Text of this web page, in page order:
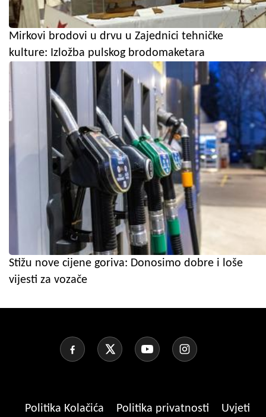
Mirkovi brodovi u drvu u Zajednici tehničke
kulture: Izložba pulskog brodomaketara
Stižu nove cijene goriva: Donosimo dobre i loše
vijesti za vozače
Politika Kolačića Politika privatnosti
Uvjeti